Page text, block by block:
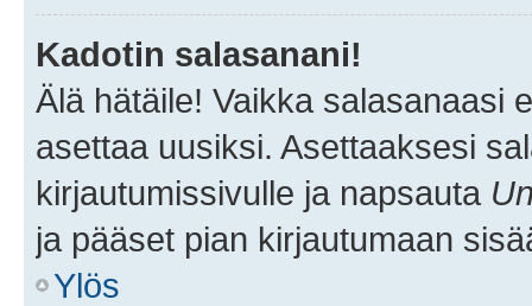
Kadotin salasanani!
Älä hätäile! Vaikka salasanaasi
asettaa uusiksi. Asettaaksesi
kirjautumissivulle ja napsauta
ja pääset pian kirjautumaan
Ylös